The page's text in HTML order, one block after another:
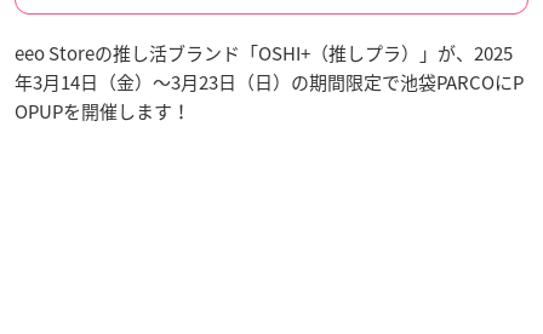
eeo Storeの推し活ブランド「OSHI+（推しプラ）」が、2025
年3月14日（金）～3月23日（日）の期間限定で池袋PARCOにP
OPUPを開催します！